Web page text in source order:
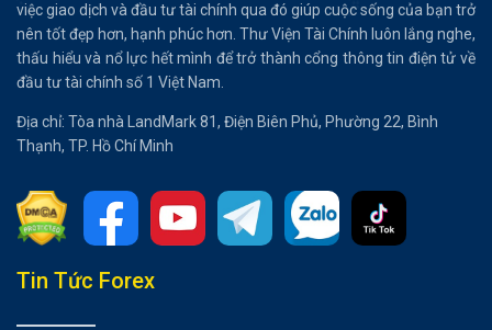
việc giao dịch và đầu tư tài chính qua đó giúp cuộc sống của bạn trở
nên tốt đẹp hơn, hạnh phúc hơn. Thư Viện Tài Chính luôn lắng nghe,
thấu hiểu và nổ lực hết mình để trở thành cổng thông tin điện tử về
đầu tư tài chính số 1 Việt Nam.
Địa chỉ: Tòa nhà LandMark 81, Điện Biên Phủ, Phường 22, Bình
Thạnh, TP. Hồ Chí Minh
Tổng hợp bài viết
Tin Tức Forex